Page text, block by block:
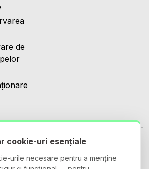
de
cookie-uri esențiale
urile necesare pentru a menține